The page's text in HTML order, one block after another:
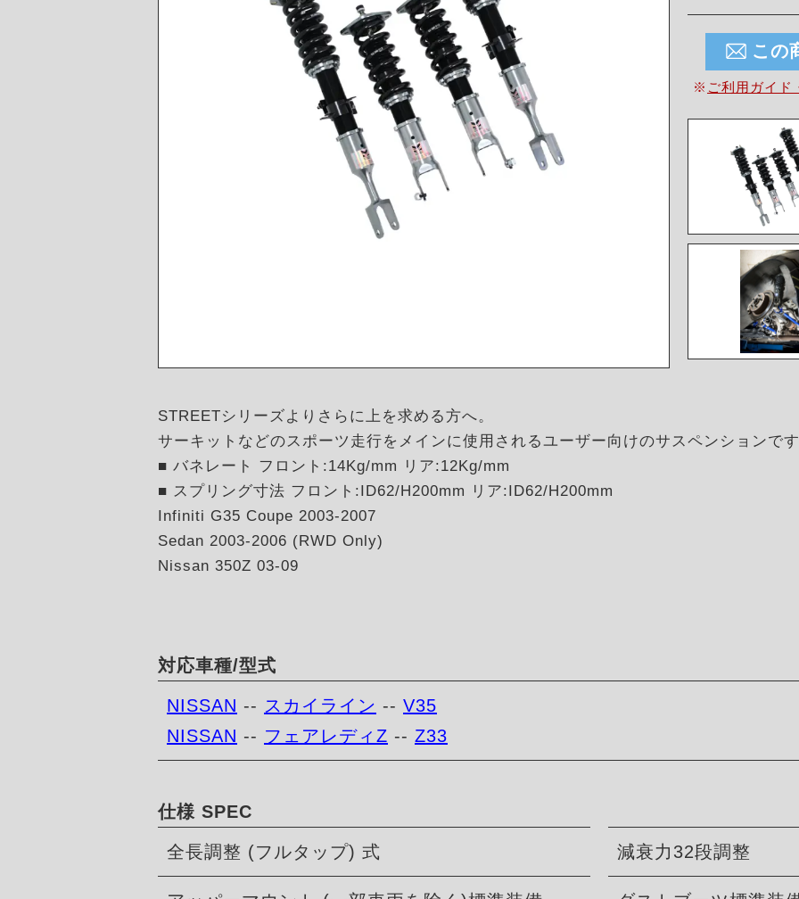
この
※ ご利用ガイド
STREETシリーズよりさらに上を求める方へ。
サーキットなどのスポーツ走行をメインに使用されるユーザー向けのサスペンションで
■ バネレート フロント:14Kg/mm リア:12Kg/mm
■ スプリング寸法 フロント:ID62/H200mm リア:ID62/H200mm
Infiniti G35 Coupe 2003-2007
Sedan 2003-2006 (RWD Only)
Nissan 350Z 03-09
対応車種/型式
NISSAN -- スカイライン -- V35
NISSAN -- フェアレディZ -- Z33
仕様 SPEC
全長調整 (フルタップ) 式 減衰力32段調整